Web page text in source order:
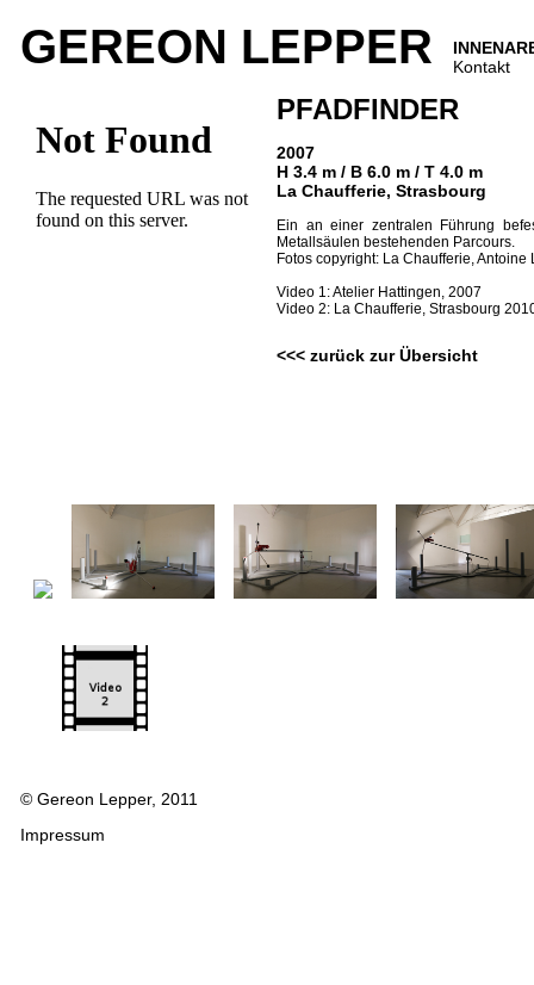
GEREON LEPPER
Kontakt
PFADFINDER
2007
H 3.4 m / B 6.0 m / T 4.0 m
La Chaufferie, Strasbourg
Ein an einer zentralen Führung
Metallsäulen bestehenden Parcours.
Fotos copyright: La Chaufferie, Antoine
Video 1: Atelier Hattingen, 2007
Video 2: La Chaufferie, Strasbourg
<<< zurück zur Übersicht
© Gereon Lepper, 2011
Impressum